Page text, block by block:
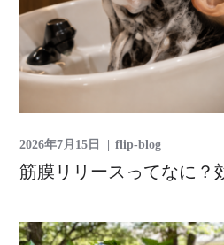
2026年7月15日 flip-blog
筋膜リリースってなに？